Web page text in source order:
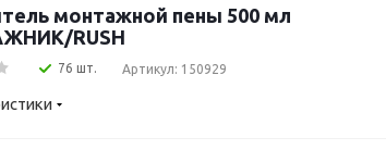
монтажной пены 500 мл
RUSH
76 шт. Артикул: 150929